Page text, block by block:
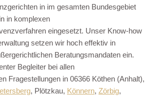
in im gesamten Bundesgebiet
in komplexen
eingesetzt. Unser Know-how
setzen wir hoch effektiv in
Beratungsmandaten ein.
Begleiter bei allen
Fragestellungen in 06366 Köthen (Anhalt),
, Plötzkau, Könnern, Zörbig,